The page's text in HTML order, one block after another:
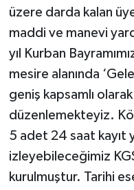
üzere darda kalan
maddi ve manevi
yıl Kurban
mesire alanında
geniş kapsamlı
düzenlemekteyiz.
5 adet 24 saat kayıt
izleyebileceğimiz
kurulmuştur. Tarihi